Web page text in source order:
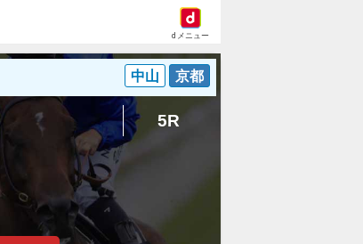
dメニュー
中山 京都
5R